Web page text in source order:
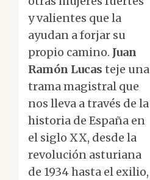
y valientes que la
ayudan a forjar su
propio camino. Juan
Ramón Lucas teje una
trama magistral que
nos lleva a través de la
historia de España en
el siglo XX, desde la
revolución asturiana
de 1934 hasta el exilio,